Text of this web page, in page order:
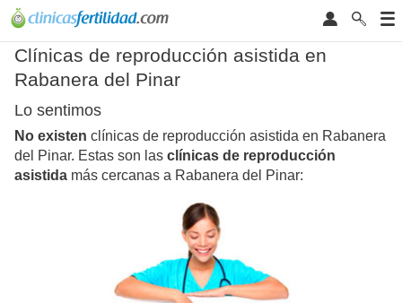
Clínicas de reproducción asistida en
Rabanera del Pinar
Lo sentimos
No existen clínicas de reproducción asistida en Rabanera
del Pinar. Estas son las clínicas de reproducción
asistida más cercanas a Rabanera del Pinar: